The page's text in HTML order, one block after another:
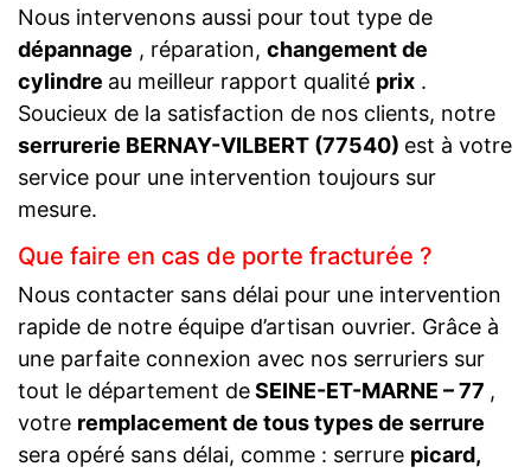
Nous intervenons aussi pour tout type de
dépannage , réparation, changement de
cylindre au meilleur rapport qualité prix .
Soucieux de la satisfaction de nos clients, notre
serrurerie BERNAY-VILBERT (77540) est à votre
service pour une intervention toujours sur
mesure.
Que faire en cas de porte fracturée ?
Nous contacter sans délai pour une intervention
rapide de notre équipe d’artisan ouvrier. Grâce à
une parfaite connexion avec nos serruriers sur
tout le département deSEINE-ET-MARNE – 77 ,
votre remplacement de tous types de serrure
sera opéré sans délai, comme : serrure picard,